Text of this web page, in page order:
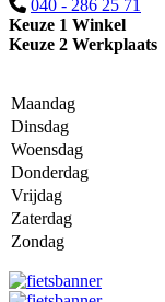
040 - 286 25 71
Keuze 1 Winkel
Keuze 2 Werkplaats
Maandag
Dinsdag
Woensdag
Donderdag
Vrijdag
Zaterdag
Zondag